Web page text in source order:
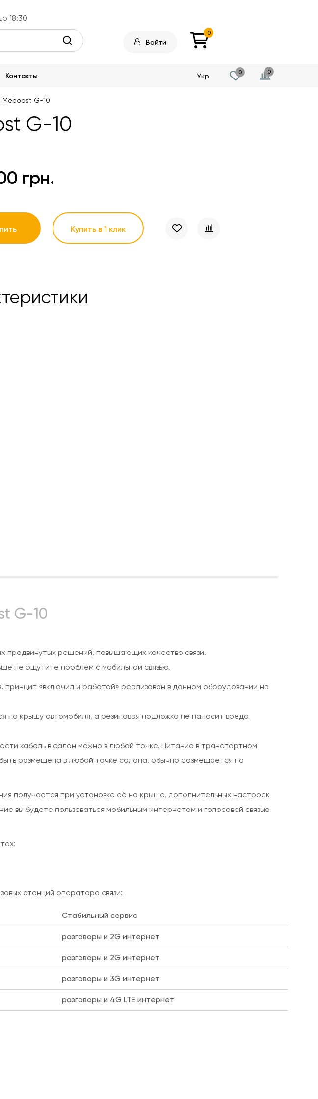
18:30
Войти
0
Контакты Укр
0 0
Meboost G-10
G-10
грн.
Купить в 1 клик
G-10
продвинутых решений, повышающих качество связи.
не ощутите проблем с мобильной связью.
«включил и работай» реализован в данном оборудовании на
на крышу автомобиля, а резиновая подложка не наносит вреда
кабель в салон можно в любой точке. Питание в транспортном
размещена в любой точке салона, обычно размещается на
получается при установке её на крыше, дополнительных настроек
вы будете пользоваться мобильным интернетом и голосовой связью
станций оператора связи:
Стабильный сервис
разговоры и 2G интернет
разговоры и 2G интернет
разговоры и 3G интернет
разговоры и 4G LTE интернет